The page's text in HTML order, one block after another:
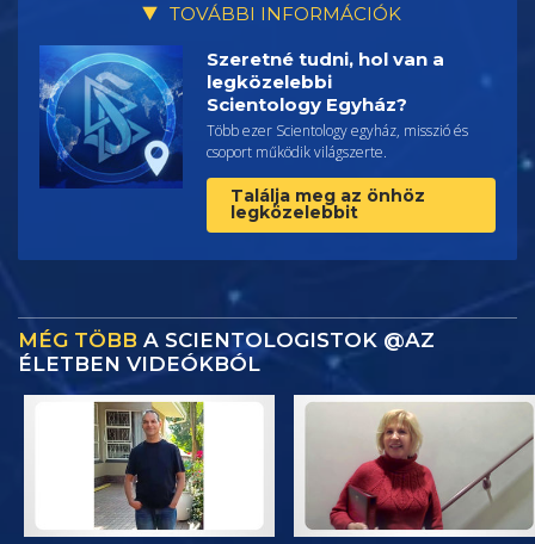
TOVÁBBI INFORMÁCIÓK
Szeretné tudni, hol van a
legközelebbi
Scientology Egyház?
Több ezer Scientology egyház, misszió és
csoport működik világszerte.
Találja meg az önhöz
legközelebbit
MÉG TÖBB A SCIENTOLOGISTOK @AZ
ÉLETBEN VIDEÓKBÓL